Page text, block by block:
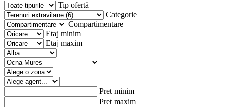
Tip ofertă
Categorie
Compartimentare
Etaj minim
Etaj maxim
Pret minim
Pret maxim